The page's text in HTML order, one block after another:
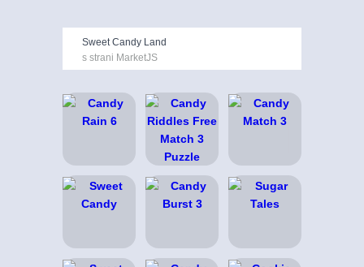
Sweet Candy Land
s strani MarketJS